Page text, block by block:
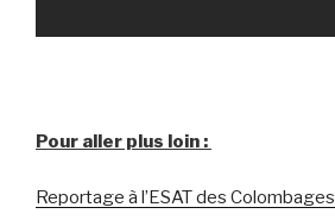
Pour aller plus loin :
Reportage à l’ESAT des Colombages